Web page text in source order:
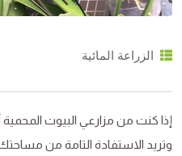
الزراعة المائية
إذا كنت من مزارعي البيوت المحمية
وتريد الاستفادة التامة من